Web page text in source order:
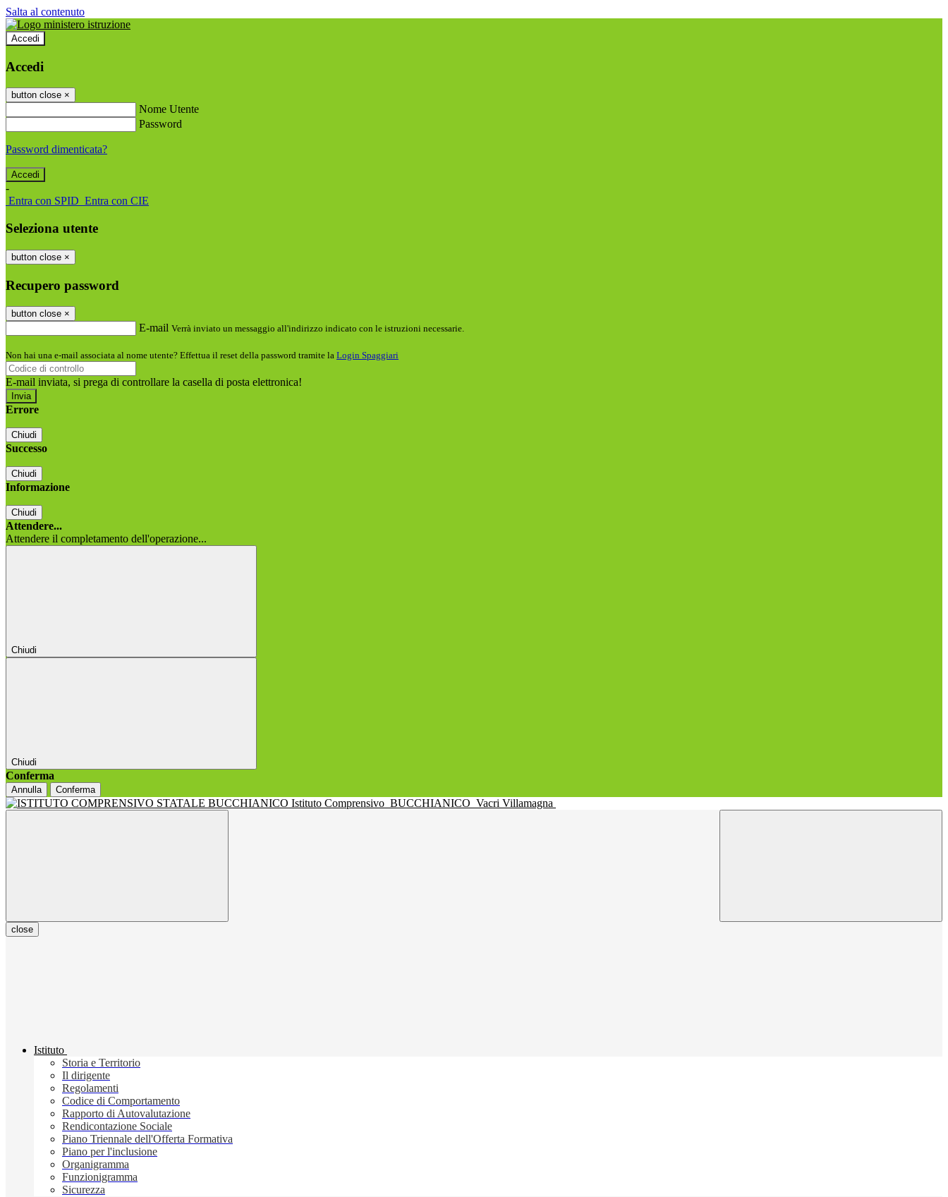
Salta al contenuto
Accedi
Accedi
button close ×
Nome Utente
Password
Password dimenticata?
-
Entra con SPID Entra con CIE
Seleziona utente
button close ×
Recupero password
button close ×
E-mail Verrà inviato un messaggio all'indirizzo indicato con le istruzioni necessarie.
Non hai una e-mail associata al nome utente? Effettua il reset della password tramite la Login Spaggiari
E-mail inviata, si prega di controllare la casella di posta elettronica!
Errore
Chiudi
Successo
Chiudi
Informazione
Chiudi
Attendere...
Attendere il completamento dell'operazione...
Chiudi
Chiudi
Conferma
Annulla Conferma
Istituto Comprensivo BUCCHIANICO Vacri Villamagna
close
Istituto
Storia e Territorio
Il dirigente
Regolamenti
Codice di Comportamento
Rapporto di Autovalutazione
Rendicontazione Sociale
Piano Triennale dell'Offerta Formativa
Piano per l'inclusione
Organigramma
Funzionigramma
Sicurezza